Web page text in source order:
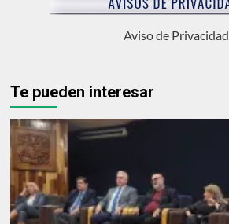
Aviso de Privacidad
Te pueden interesar